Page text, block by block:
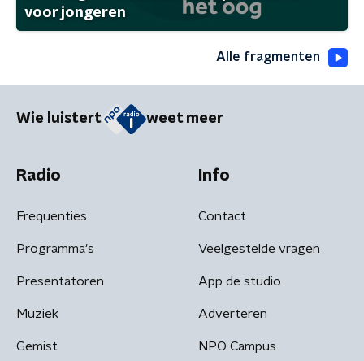
voor jongeren
Alle fragmenten
Wie luistert weet meer
Radio
Frequenties
Programma's
Presentatoren
Muziek
Gemist
Info
Contact
Veelgestelde vragen
App de studio
Adverteren
NPO Campus